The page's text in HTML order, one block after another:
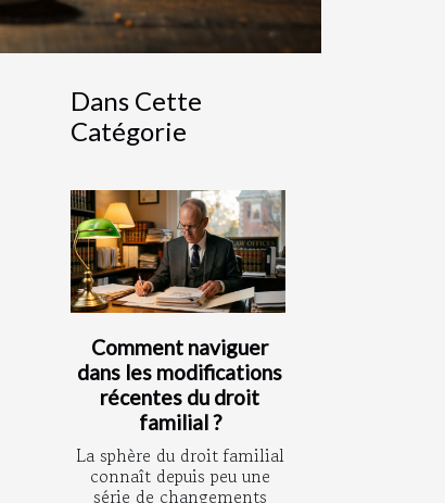
Dans Cette
Catégorie
Comment naviguer
dans les modifications
récentes du droit
familial ?
La sphère du droit familial
connaît depuis peu une
série de changements